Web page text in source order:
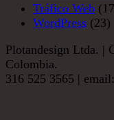
Tráfico Web
WordPress (23)
Plotandesign Ltda. |
Colombia.
316 525 3565 |